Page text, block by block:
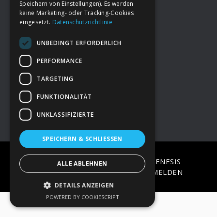
FooterDeine Spende
→ Impressum
→Kontakt zum PAO Team
COPYRIGHT © 2026 · ON
GENESIS
FRAMEWORK·WORDPRESS·ANMELDEN
Speichern von Einstellungen). Es werden
keine Marketing- oder Tracking-Cookies
eingesetzt. Datenschutzrichtlinie
UNBEDINGT ERFORDERLICH
PERFORMANCE
TARGETING
FUNKTIONALITÄT
UNKLASSIFIZIERTE
SPEICHERN & SCHLIESSEN
ALLE ABLEHNEN
DETAILS ANZEIGEN
POWERED BY COOKIESCRIPT